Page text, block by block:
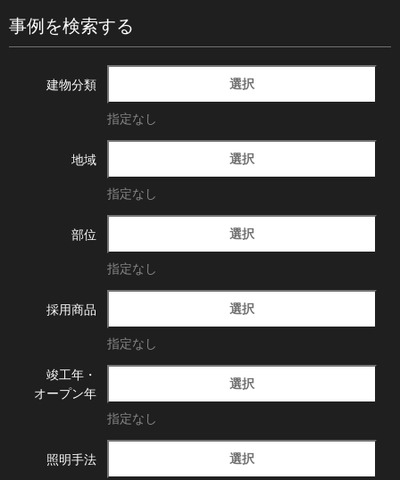
事例を検索する
建物分類 選択
指定なし
地域 選択
指定なし
部位 選択
指定なし
採用商品 選択
指定なし
竣工年・
オープン年
選択
指定なし
照明手法 選択